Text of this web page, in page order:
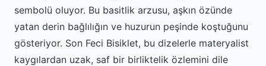
sembolü oluyor. Bu basitlik arzusu, aşkın özünde
yatan derin bağlılığın ve huzurun peşinde koştuğunu
gösteriyor. Son Feci Bisiklet, bu dizelerle materyalist
kaygılardan uzak, saf bir birliktelik özlemini dile